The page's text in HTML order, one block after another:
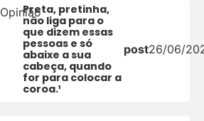
OpiniãoPreta, pretinha,
não liga para o
que dizem essas
pessoas e só
abaixe a sua
cabeça, quando
for para colocar a
coroa.¹
post26/06/